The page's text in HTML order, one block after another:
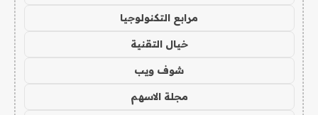
مرابع التكنولوجيا
خيال التقنية
شوف ويب
مجلة الاسهم